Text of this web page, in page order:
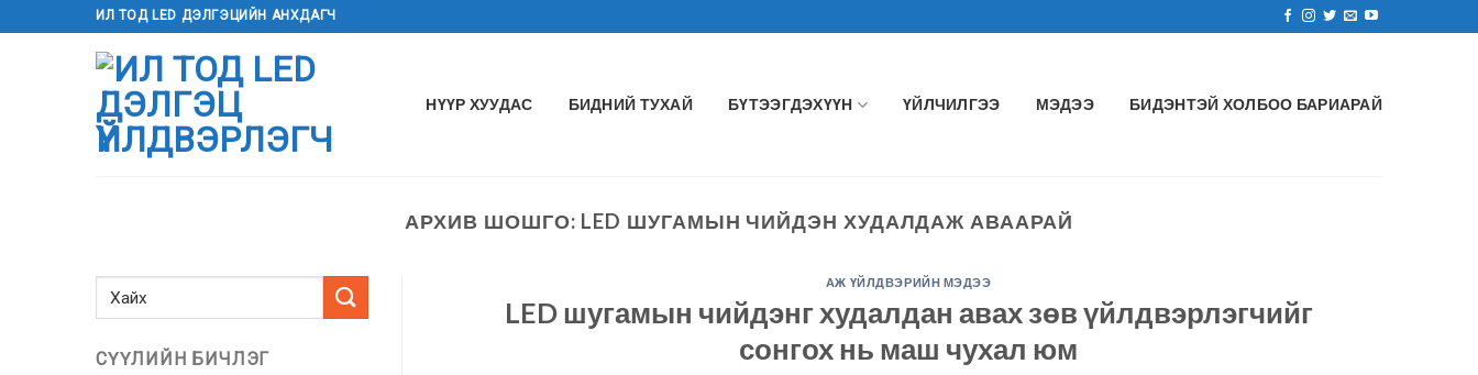
руу
ИЛ ТОД LED ДЭЛГЭЦИЙН АНХДАГЧ
НҮҮР ХУУДАС БИДНИЙ ТУХАЙ БҮТЭЭГДЭХҮҮН ҮЙЛЧИЛГЭЭ МЭДЭЭ БИДЭНТЭЙ ХОЛБОО БАРИАРАЙ
АРХИВ ШОШГО: LED ШУГАМЫН ЧИЙДЭН ХУДАЛДАЖ АВААРАЙ
СҮҮЛИЙН БИЧЛЭГ
АЖ ҮЙЛДВЭРИЙН МЭДЭЭ
LED шугамын чийдэнг худалдан авах зөв үйлдвэрлэгчийг
сонгох нь маш чухал юм